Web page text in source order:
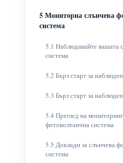
5 Мониторна слънчева
система
5.1 Наблюдавайте вашата
система
5.2 Бърз старт за
5.3 Бърз старт за
5.4 Преглед на
фотоволтаична система
5.5 Доклади за слънчева
система